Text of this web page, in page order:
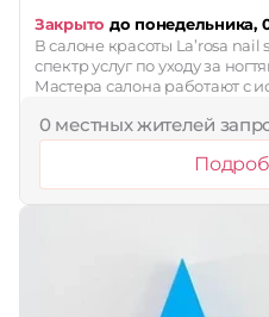
Закрыто до понедельника,
В салоне красоты La’rosa
спектр услуг по уходу за
Мастера салона работают с
0 местных жителей